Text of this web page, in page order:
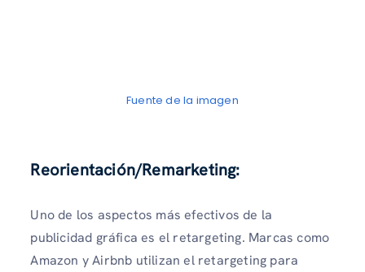
Fuente de la imagen
Reorientación/Remarketing:
Uno de los aspectos más efectivos de la
publicidad gráfica es el retargeting. Marcas como
Amazon y Airbnb utilizan el retargeting para